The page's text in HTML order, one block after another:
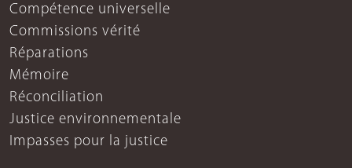
Compétence universelle
Commissions vérité
Réparations
Mémoire
Réconciliation
Justice environnementale
Impasses pour la justice